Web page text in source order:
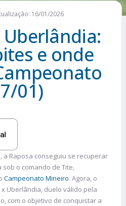
16/01/2026
e onde
01)
a Raposa conseguiu se recuperar
o comando de Tite,
Campeonato Mineiro. Agora, o
Uberlândia, duelo válido pela
com o objetivo de conquistar a